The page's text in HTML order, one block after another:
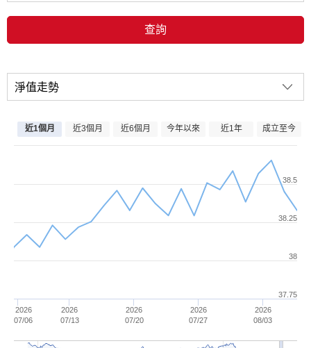
查詢
淨值走勢
近1個月 近3個月 近6個月 今年以來 近1年 成立至今
2026
07/06
2026
07/13
2026
07/20
2026
07/27
2026
08/03
37.75
38
38.25
38.5